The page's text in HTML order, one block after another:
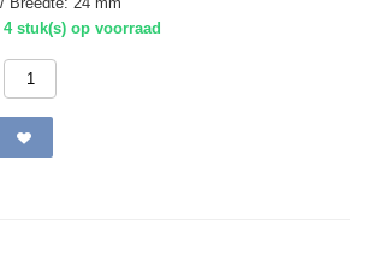
4 stuk(s) op voorraad